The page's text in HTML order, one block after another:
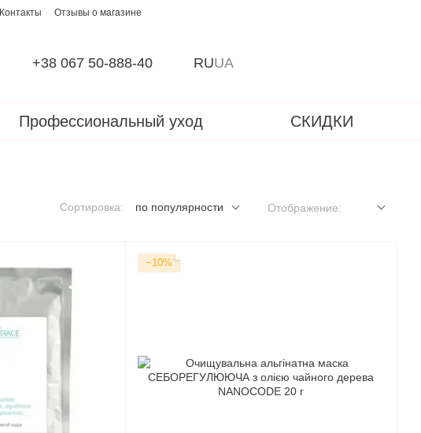
Контакты Отзывы о магазине
+38 067 50-888-40 RUUA
Профессиональный уход СКИДКИ
Сортировка: по популярности Отображение:
−10%